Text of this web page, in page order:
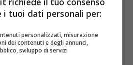
figlio, artisticamente parlando.
aveva delle grandi
altrimenti non sarebbe venuto
nessuno“.
i tuoi dati personali per:
personalizzati, misurazione
dei contenuti e degli annunci,
sviluppo di servizi